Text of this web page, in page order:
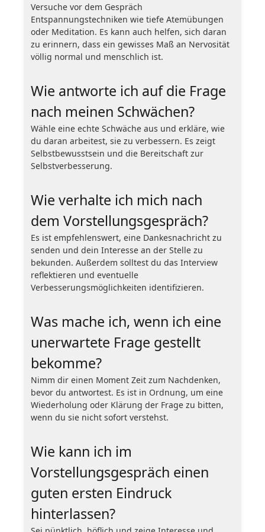
Versuche vor dem Gespräch
Entspannungstechniken wie tiefe Atemübungen
oder Meditation. Es kann auch helfen, sich daran
zu erinnern, dass ein gewisses Maß an Nervosität
völlig normal und menschlich ist.
Wie antworte ich auf die Frage
nach meinen Schwächen?
Wähle eine echte Schwäche aus und erkläre, wie
du daran arbeitest, sie zu verbessern. Es zeigt
Selbstbewusstsein und die Bereitschaft zur
Selbstverbesserung.
Wie verhalte ich mich nach
dem Vorstellungsgespräch?
Es ist empfehlenswert, eine Dankesnachricht zu
senden und dein Interesse an der Stelle zu
bekunden. Außerdem solltest du das Interview
reflektieren und eventuelle
Verbesserungsmöglichkeiten identifizieren.
Was mache ich, wenn ich eine
unerwartete Frage gestellt
bekomme?
Nimm dir einen Moment Zeit zum Nachdenken,
bevor du antwortest. Es ist in Ordnung, um eine
Wiederholung oder Klärung der Frage zu bitten,
wenn du sie nicht sofort verstehst.
Wie kann ich im
Vorstellungsgespräch einen
guten ersten Eindruck
hinterlassen?